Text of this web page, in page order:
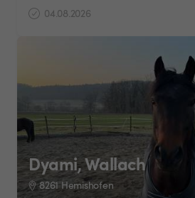
04.08.2026
Dyami, Wallach
8261 Hemishofen